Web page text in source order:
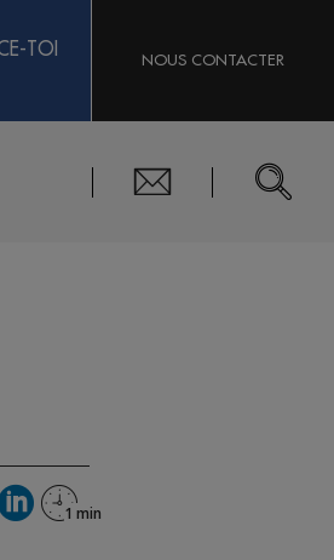
TOI
NOUS CONTACTER